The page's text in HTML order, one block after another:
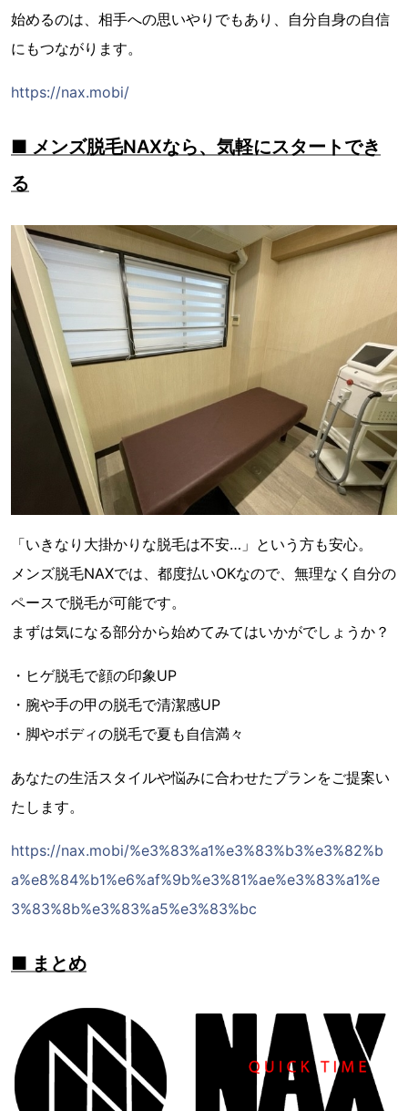
始めるのは、相手への思いやりでもあり、自分自身の自信
にもつながります。
https://nax.mobi/
■ メンズ脱毛NAXなら、気軽にスタートでき
る
「いきなり大掛かりな脱毛は不安…」という方も安心。
メンズ脱毛NAXでは、都度払いOKなので、無理なく自分の
ペースで脱毛が可能です。
まずは気になる部分から始めてみてはいかがでしょうか？
・ヒゲ脱毛で顔の印象UP
・腕や手の甲の脱毛で清潔感UP
・脚やボディの脱毛で夏も自信満々
あなたの生活スタイルや悩みに合わせたプランをご提案い
たします。
https://nax.mobi/%e3%83%a1%e3%83%b3%e3%82%b
a%e8%84%b1%e6%af%9b%e3%81%ae%e3%83%a1%e
3%83%8b%e3%83%a5%e3%83%bc
■ まとめ